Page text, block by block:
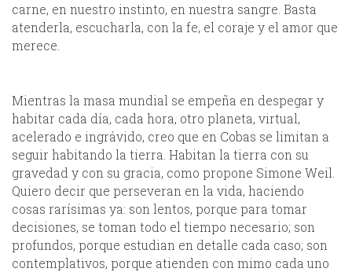
carne, en nuestro instinto, en nuestra sangre. Basta
atenderla, escucharla, con la fe, el coraje y el amor que
merece.
Mientras la masa mundial se empeña en despegar y
habitar cada día, cada hora, otro planeta, virtual,
acelerado e ingrávido, creo que en Cobas se limitan a
seguir habitando la tierra. Habitan la tierra con su
gravedad y con su gracia, como propone Simone Weil.
Quiero decir que perseveran en la vida, haciendo
cosas rarísimas ya: son lentos, porque para tomar
decisiones, se toman todo el tiempo necesario; son
profundos, porque estudian en detalle cada caso; son
contemplativos, porque atienden con mimo cada uno